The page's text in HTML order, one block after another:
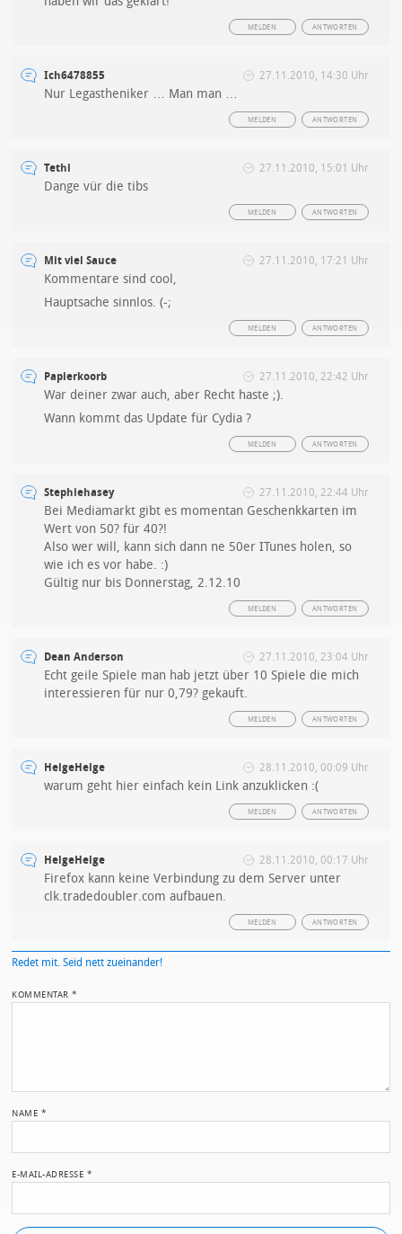
ANTWORTEN
MELDEN
Ich6478855 27.11.2010, 14:30 Uhr
Nur Legastheniker … Man man …
ANTWORTEN
MELDEN
Tethi 27.11.2010, 15:01 Uhr
Dange vür die tibs
ANTWORTEN
MELDEN
Mit viel Sauce 27.11.2010, 17:21 Uhr
Kommentare sind cool,
Hauptsache sinnlos. (-;
ANTWORTEN
MELDEN
Papierkoorb 27.11.2010, 22:42 Uhr
War deiner zwar auch, aber Recht haste ;).
Wann kommt das Update für Cydia ?
ANTWORTEN
MELDEN
Stephiehasey 27.11.2010, 22:44 Uhr
Bei Mediamarkt gibt es momentan Geschenkkarten im
Wert von 50? für 40?!
Also wer will, kann sich dann ne 50er ITunes holen, so
wie ich es vor habe. :)
Gültig nur bis Donnerstag, 2.12.10
ANTWORTEN
MELDEN
Dean Anderson 27.11.2010, 23:04 Uhr
Echt geile Spiele man hab jetzt über 10 Spiele die mich
interessieren für nur 0,79? gekauft.
ANTWORTEN
MELDEN
HelgeHelge 28.11.2010, 00:09 Uhr
warum geht hier einfach kein Link anzuklicken :(
ANTWORTEN
MELDEN
HelgeHelge 28.11.2010, 00:17 Uhr
Firefox kann keine Verbindung zu dem Server unter
clk.tradedoubler.com aufbauen.
ANTWORTEN
MELDEN
Redet mit. Seid nett zueinander!
KOMMENTAR*
NAME *
E-MAIL-ADRESSE *